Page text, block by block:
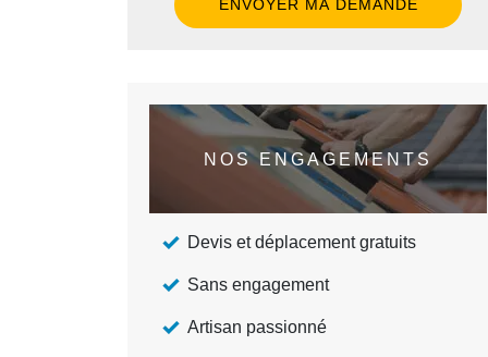
NOS ENGAGEMENTS
Devis et déplacement gratuits
Sans engagement
Artisan passionné